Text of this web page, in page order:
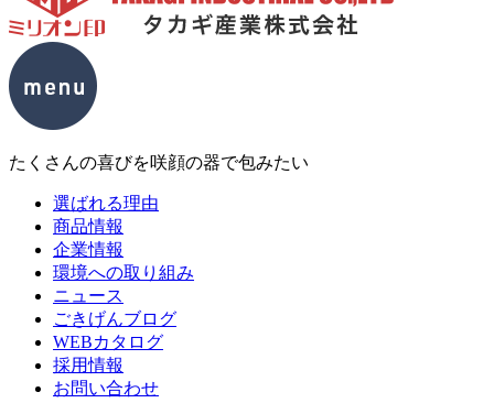
たくさんの喜びを咲顔の器で包みたい
選ばれる理由
商品情報
企業情報
環境への取り組み
ニュース
ごきげんブログ
WEBカタログ
採用情報
お問い合わせ